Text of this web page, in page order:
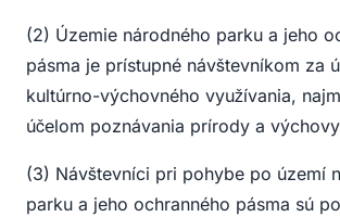
(2) Územie národného parku a jeho
pásma je prístupné návštevníkom za
kultúrno-výchovného využívania,
účelom poznávania prírody a
(3) Návštevníci pri pohybe po území
parku a jeho ochranného pásma sú